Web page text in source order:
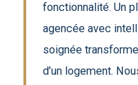
fonctionnalité. Un
agencée avec
soignée
d’un logement.